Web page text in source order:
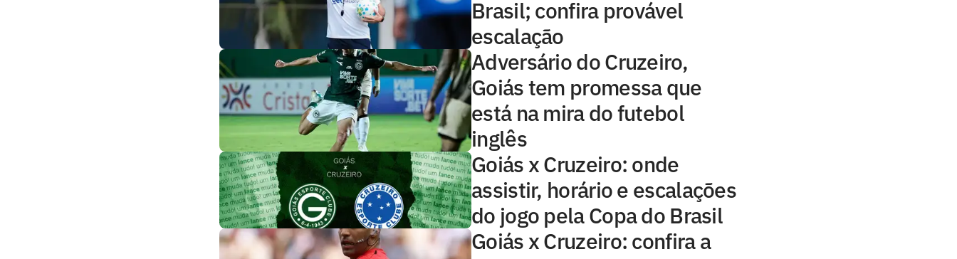
Brasil; confira provável
escalação
Adversário do Cruzeiro,
Goiás tem promessa que
está na mira do futebol
inglês
Goiás x Cruzeiro: onde
assistir, horário e escalações
do jogo pela Copa do Brasil
Goiás x Cruzeiro: confira a